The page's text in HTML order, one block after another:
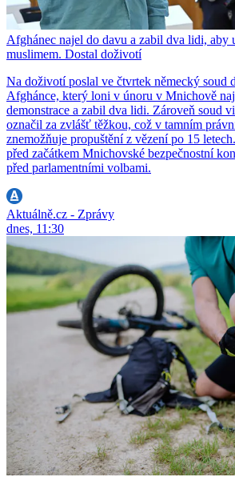
Afghánec najel do davu a zabil dva lidi, aby
muslimem. Dostal doživotí
Na doživotí poslal ve čtvrtek německý soud
Afghánce, který loni v únoru v Mnichově
demonstrace a zabil dva lidi. Zároveň soud
označil za zvlášť těžkou, což v tamním
znemožňuje propuštění z vězení po 15
před začátkem Mnichovské bezpečnostní
před parlamentními volbami.
Aktuálně.cz - Zprávy
dnes, 11:30